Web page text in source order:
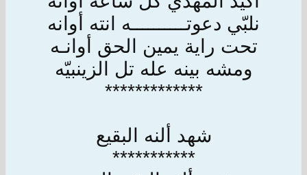
نلبّي دعوتــــــــــه انته أوانه
تحت راية يمين الحق أوانـه
ومشه بينه عله تل الزينبيّه
*************
شهد ألنه البقيع
***********